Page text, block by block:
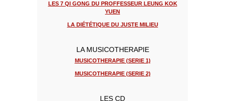
LES 7 QI GONG DU PROFFESSEUR LEUNG KOK
YUEN
LA DIÉTÉTIQUE DU JUSTE MILIEU
LA MUSICOTHERAPIE
MUSICOTHERAPIE (SERIE 1)
MUSICOTHERAPIE (SERIE 2)
LES CD